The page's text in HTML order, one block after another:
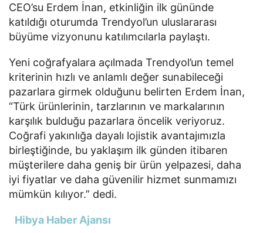
CEO’su Erdem İnan, etkinliğin ilk gününde
katıldığı oturumda Trendyol’un uluslararası
büyüme vizyonunu katılımcılarla paylaştı.
Yeni coğrafyalara açılmada Trendyol’un temel
kriterinin hızlı ve anlamlı değer sunabileceği
pazarlara girmek olduğunu belirten Erdem İnan,
“Türk ürünlerinin, tarzlarının ve markalarının
karşılık bulduğu pazarlara öncelik veriyoruz.
Coğrafi yakınlığa dayalı lojistik avantajımızla
birleştiğinde, bu yaklaşım ilk günden itibaren
müşterilere daha geniş bir ürün yelpazesi, daha
iyi fiyatlar ve daha güvenilir hizmet sunmamızı
mümkün kılıyor.” dedi.
Hibya Haber Ajansı